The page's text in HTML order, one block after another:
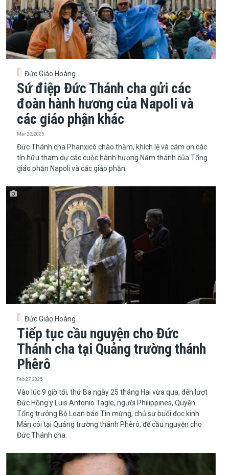
Đức Giáo Hoàng
Sứ điệp Đức Thánh cha gửi các
đoàn hành hương của Napoli và
các giáo phận khác
Mar 23, 2025
​​​​​​​Đức Thánh cha Phanxicô chào thăm, khích lệ và cám ơn các
tín hữu tham dự các cuộc hành hương Năm thánh của Tổng
giáo phận Napoli và các giáo phận.
Đức Giáo Hoàng
Tiếp tục cầu nguyện cho Đức
Thánh cha tại Quảng trường thánh
Phêrô
Feb 27, 2025
​​​​​​​Vào lúc 9 giờ tối, thứ Ba ngày 25 tháng Hai vừa qua, đến lượt
Đức Hồng y Luis Antonio Tagle, người Philippines, Quyền
Tổng trưởng Bộ Loan báo Tin mừng, chủ sự buổi đọc kinh
Mân côi tại Quảng trường thánh Phêrô, để cầu nguyện cho
Đức Thánh cha.